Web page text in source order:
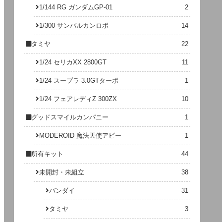
1/144 RG ガンダムGP-01 2
1/300 サンバルカンロボ 14
タミヤ 22
1/24 セリカXX 2800GT 11
1/24 スープラ 3.0GTターボ 1
1/24 フェアレディZ 300ZX 10
グッドスマイルカンパニー 1
MODEROID 魔法天使アビー 1
所有キット 44
未開封・未組立 38
バンダイ 31
タミヤ 3